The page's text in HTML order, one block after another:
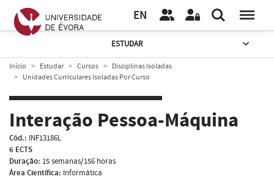
EN
ESTUDAR
Início Estudar Cursos
Disciplinas Isoladas
Unidades Curriculares Isoladas Por Curso
Interação Pessoa-Máquina
Cód.: INF13186L
6 ECTS
Duração: 15 semanas/156 horas
Área Científica: Informática